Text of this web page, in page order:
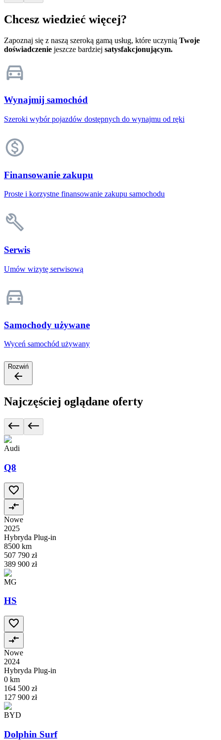
Chcesz wiedzieć więcej?
Zapoznaj się z naszą szeroką gamą usług, które uczynią Twoje
doświadczenie jeszcze bardziej satysfakcjonującym.
Wynajmij samochód
Szeroki wybór pojazdów dostępnych do wynajmu od ręki
Finansowanie zakupu
Proste i korzystne finansowanie zakupu samochodu
Serwis
Umów wizytę serwisową
Samochody używane
Wyceń samochód używany
Rozwiń
Najczęściej oglądane oferty
Audi
Q8
Nowe
2025
Hybryda Plug-in
8500 km
507 790 zł
389 900 zł
MG
HS
Nowe
2024
Hybryda Plug-in
0 km
164 500 zł
127 900 zł
BYD
Dolphin Surf